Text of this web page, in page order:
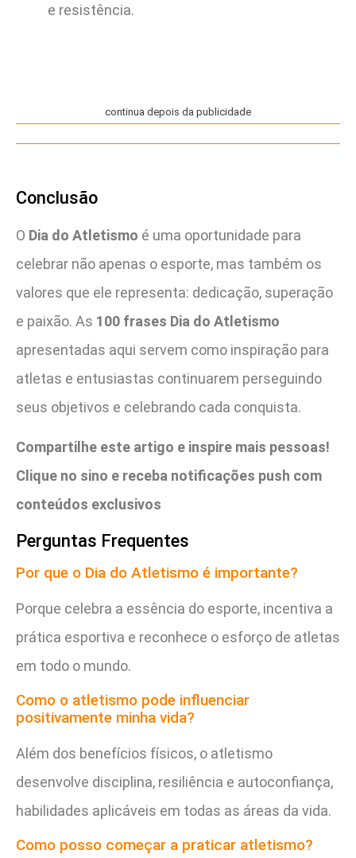
e resistência.
continua depois da publicidade
Conclusão
O Dia do Atletismo é uma oportunidade para
celebrar não apenas o esporte, mas também os
valores que ele representa: dedicação, superação
e paixão. As 100 frases Dia do Atletismo
apresentadas aqui servem como inspiração para
atletas e entusiastas continuarem perseguindo
seus objetivos e celebrando cada conquista.
Compartilhe este artigo e inspire mais pessoas!
Clique no sino e receba notificações push com
conteúdos exclusivos
Perguntas Frequentes
Por que o Dia do Atletismo é importante?
Porque celebra a essência do esporte, incentiva a
prática esportiva e reconhece o esforço de atletas
em todo o mundo.
Como o atletismo pode influenciar
positivamente minha vida?
Além dos benefícios físicos, o atletismo
desenvolve disciplina, resiliência e autoconfiança,
habilidades aplicáveis em todas as áreas da vida.
Como posso começar a praticar atletismo?